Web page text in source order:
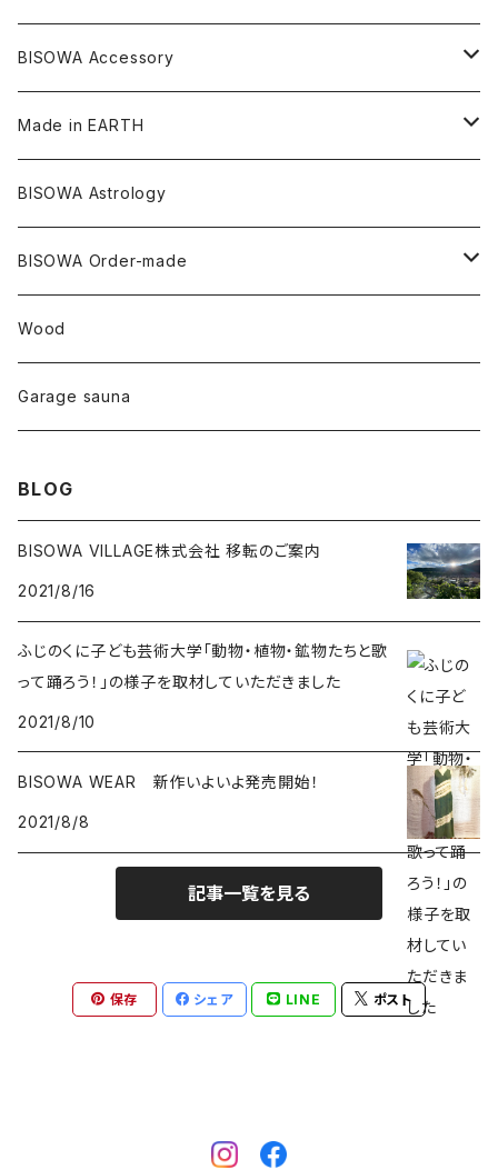
ツインソウル
メタモルフォーゼス
クォーツインクォーツ
デュモルチェライト
タンザナイト
ムーンストーン
ルチルクォーツ
ハーキマーダイアモンド
スモーキークォーツ
ガーデンクォーツ
パイライト
中国
アメリカ
イヤリング
キーホルダー
オーガニックコットン
ヘンプ
オーガニックコットン
Underwear
セージ
キャンドル
HAZE 和蝋燭
縁キャンドル
陶器
大蝶恵美子
Tomoko Uemura Art 麻炭陶器
Cosmic hemp
YUGEN GLASS
others
foods
能作
Others
オーガニックコットン
バンブー
オーガニックフリース
Bisowa Club Room
BISOWA Accessory
ヘアゴム
宇佐美聖子
Made in EARTH
Misakubo Japan
碧-AOI-の松葉天然酵母パン
Uwajima Japan
BISOWA Astrology
BISOWA Order-made
∞Seiko Usami∞
Wood
Garage sauna
BLOG
BISOWA VILLAGE株式会社 移転のご案内
2021/8/16
ふじのくに子ども芸術大学「動物・植物・鉱物たちと歌
って踊ろう！」の様子を取材していただきました
2021/8/10
BISOWA WEAR 新作いよいよ発売開始！
2021/8/8
記事一覧を見る
保存 シェア LINE ポスト